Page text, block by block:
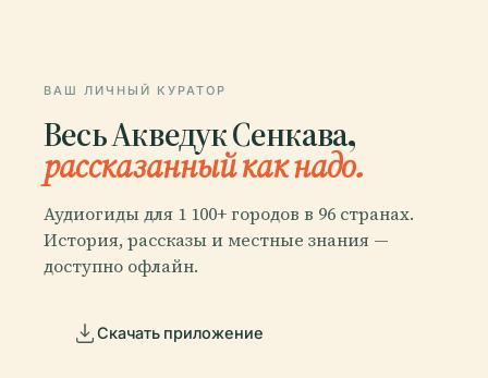
ВАШ ЛИЧНЫЙ КУРАТОР
Весь Акведук Сенкава,
рассказанный как надо.
Аудиогиды для 1 100+ городов в 96 странах.
История, рассказы и местные знания —
доступно офлайн.
Скачать приложение